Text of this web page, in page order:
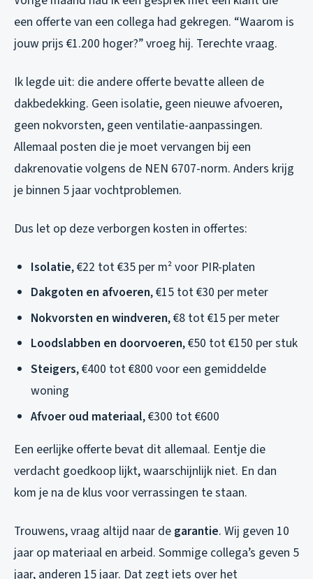
een offerte van een collega had gekregen. “Waarom is
jouw prijs €1.200 hoger?” vroeg hij. Terechte vraag.
Ik legde uit: die andere offerte bevatte alleen de
dakbedekking. Geen isolatie, geen nieuwe afvoeren,
geen nokvorsten, geen ventilatie-aanpassingen.
Allemaal posten die je moetvervangen bij een
dakrenovatie volgens de NEN 6707-norm. Anders krijg
je binnen 5 jaar vochtproblemen.
Dus let op deze verborgen kosten in offertes:
Isolatie, €22 tot €35 per m² voor PIR-platen
Dakgoten en afvoeren, €15 tot €30 per meter
Nokvorsten en windveren, €8 tot €15 per meter
Loodslabben en doorvoeren, €50 tot €150 per stuk
Steigers, €400 tot €800 voor een gemiddelde
woning
Afvoer oud materiaal, €300 tot €600
Een eerlijke offerte bevat dit allemaal. Eentje die
verdacht goedkoop lijkt, waarschijnlijk niet. En dan
kom je na de klus voor verrassingen te staan.
Trouwens, vraag altijd naar de garantie. Wij geven 10
jaar op materiaal en arbeid. Sommige collega’s geven 5
jaar, anderen 15 jaar. Dat zegt iets over het